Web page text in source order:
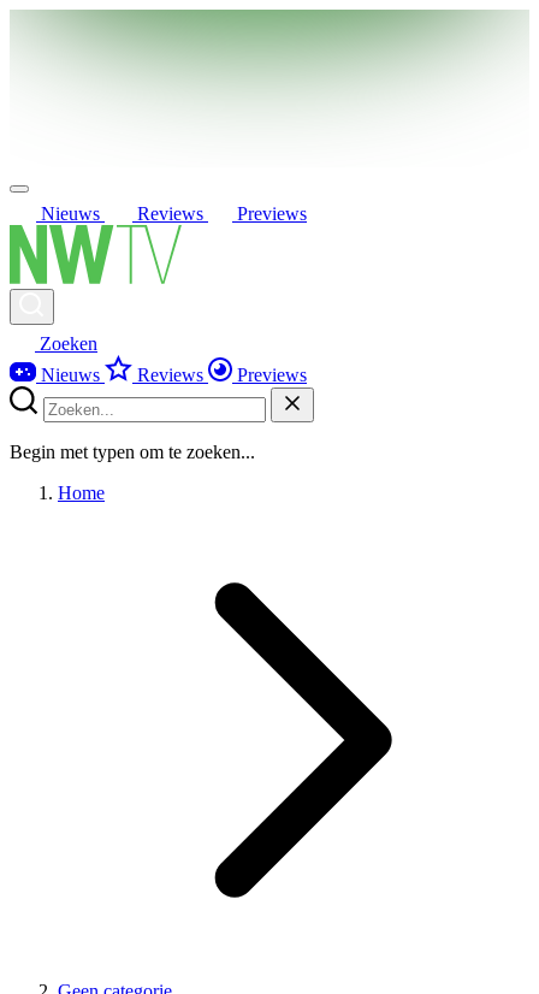
Nieuws Reviews Previews
Zoeken
Nieuws
Reviews Previews
Begin met typen om te zoeken...
Home